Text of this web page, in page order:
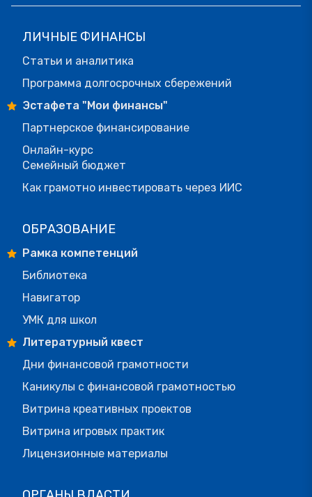
ЛИЧНЫЕ ФИНАНСЫ
Статьи и аналитика
Программа долгосрочных сбережений
Эстафета "Мои финансы"
Партнерское финансирование
Онлайн-курс
Семейный бюджет
Как грамотно инвестировать через ИИС
ОБРАЗОВАНИЕ
Рамка компетенций
Библиотека
Навигатор
УМК для школ
Литературный квест
Дни финансовой грамотности
Каникулы с финансовой грамотностью
Витрина креативных проектов
Витрина игровых практик
Лицензионные материалы